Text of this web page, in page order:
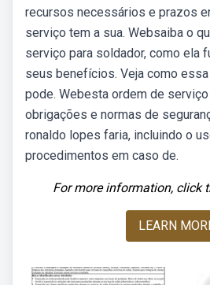
recursos necessários e prazos
serviço tem a sua. Websaiba o
serviço para soldador, como ela
seus benefícios. Veja como
pode. Webesta ordem de
obrigações e normas de
ronaldo lopes faria, incluindo o
procedimentos em caso de.
For more information, click
LEARN